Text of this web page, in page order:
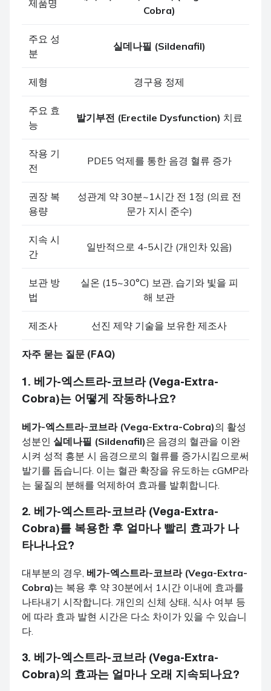
제품명
Cobra)
주요 성
분
실데나필 (Sildenafil)
제형 경구용 정제
주요 효
능
발기부전 (Erectile Dysfunction) 치료
작용 기
전
PDE5 억제를 통한 음경 혈류 증가
권장 복
용량
성관계 약 30분~1시간 전 1정 (의료 전
문가 지시 준수)
지속 시
간
일반적으로 4-5시간 (개인차 있음)
보관 방
법
실온 (15~30°C) 보관, 습기와 빛을 피
해 보관
제조사 선진 제약 기술을 보유한 제조사
자주 묻는 질문 (FAQ)
1. 베가-엑스트라-코브라 (Vega-Extra-
Cobra)는 어떻게 작동하나요?
베가-엑스트라-코브라 (Vega-Extra-Cobra)의 활성
성분인 실데나필 (Sildenafil)은 음경의 혈관을 이완
시켜 성적 흥분 시 음경으로의 혈류를 증가시킴으로써
발기를 돕습니다. 이는 혈관 확장을 유도하는 cGMP라
는 물질의 분해를 억제하여 효과를 발휘합니다.
2. 베가-엑스트라-코브라 (Vega-Extra-
Cobra)를 복용한 후 얼마나 빨리 효과가 나
타나나요?
대부분의 경우, 베가-엑스트라-코브라 (Vega-Extra-
Cobra)는 복용 후 약 30분에서 1시간 이내에 효과를
나타내기 시작합니다. 개인의 신체 상태, 식사 여부 등
에 따라 효과 발현 시간은 다소 차이가 있을 수 있습니
다.
3. 베가-엑스트라-코브라 (Vega-Extra-
Cobra)의 효과는 얼마나 오래 지속되나요?